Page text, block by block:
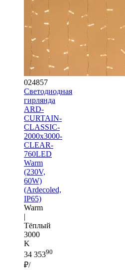
024857
Светодиодная
гирлянда
ARD-
CURTAIN-
CLASSIC-
2000x3000-
CLEAR-
760LED
Warm
(230V,
60W)
(Ardecoled,
IP65)
Warm
|
Тёплый
3000
K
34 35390
₽/